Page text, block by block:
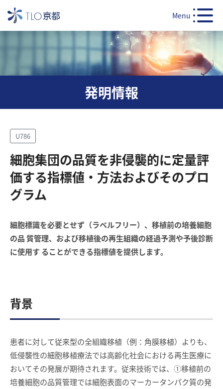
Menu
発明情報
U786
細胞集団の品質を非侵襲的に定量評
価する指標値・方法およびそのプロ
グラム
細胞標識を必要とせず（ラベルフリー）、移植前の培養細胞
の品 質管理、および移植後の再生組織の経過予測や予後診断
に使用す ることができる指標値を提供します。
背景
患者に対して従来型の全組織移植（例：角膜移植）よりも、
低侵襲性の細胞移植療法では高齢化社会における再生医療に
おいてその発展が期待されます。従来技術では、①移植前の
培養細胞の品質管理では細胞表面のマーカータンパク質の発